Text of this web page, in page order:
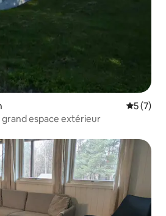
Note
5 (7)
espace extérieur